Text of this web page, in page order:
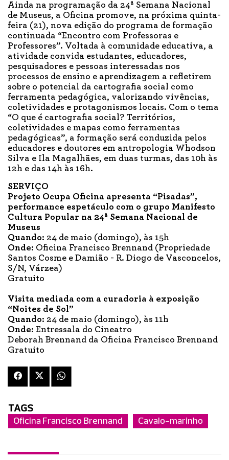
Ainda na programação da 24ª Semana Nacional
de Museus, a Oficina promove, na próxima quinta-
feira (21), nova edição do programa de formação
continuada “Encontro com Professoras e
Professores”. Voltada à comunidade educativa, a
atividade convida estudantes, educadores,
pesquisadores e pessoas interessadas nos
processos de ensino e aprendizagem a refletirem
sobre o potencial da cartografia social como
ferramenta pedagógica, valorizando vivências,
coletividades e protagonismos locais. Com o tema
“O que é cartografia social? Territórios,
coletividades e mapas como ferramentas
pedagógicas”, a formação será conduzida pelos
educadores e doutores em antropologia Whodson
Silva e Ila Magalhães, em duas turmas, das 10h às
12h e das 14h às 16h.
SERVIÇO
Projeto Ocupa Oficina apresenta “Pisadas”,
performance espetáculo com o grupo Manifesto
Cultura Popular na 24ª Semana Nacional de
Museus
Quando: 24 de maio (domingo), às 15h
Onde: Oficina Francisco Brennand (Propriedade
Santos Cosme e Damião - R. Diogo de Vasconcelos,
S/N, Várzea)
Gratuito
Visita mediada com a curadoria à exposição
“Noites de Sol”
Quando: 24 de maio (domingo), às 11h
Onde: Entressala do Cineatro
Deborah Brennand da Oficina Francisco Brennand
Gratuito
TAGS
Oficina Francisco Brennand Cavalo-marinho